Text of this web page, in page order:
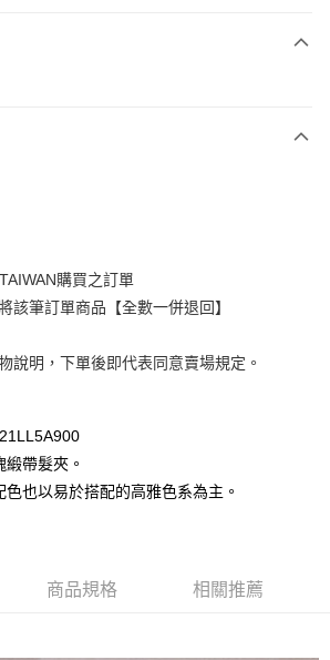
華泰商業銀行
遠東國際商業銀行
星展（台灣）商業銀行
】
，台灣大哥大用戶可立即使用無須另外申請。
未前往確認交易或遇審核未通過，訂單將自動取
、不需綁卡、不需儲值。
購買之訂單
該筆訂單商品【全數一併退回】
說明，下單後即代表同意賣場規定。
帶髮夾。
也以易於搭配的高雅色系為主。
商品規格 相關推薦